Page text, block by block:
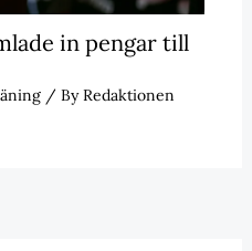
in pengar till
/ ByRedaktionen